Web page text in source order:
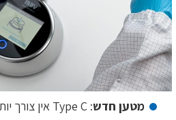
מטען חדש: Type C אין צורך יותר במטענים יעודיים יקרים ועדינים.